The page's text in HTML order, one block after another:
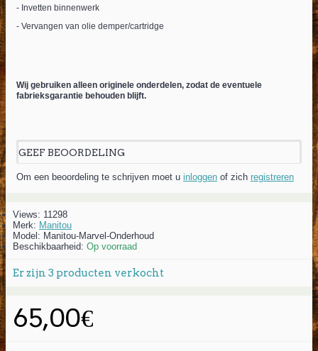
- Invetten binnenwerk
- Vervangen van olie demper/cartridge
Wij gebruiken alleen originele onderdelen, zodat de eventuele
fabrieksgarantie behouden blijft.
GEEF BEOORDELING
Om een beoordeling te schrijven moet u inloggen of zich registreren
Views: 11298
Merk: Manitou
Model: Manitou-Marvel-Onderhoud
Beschikbaarheid: Op voorraad
Er zijn 3 producten verkocht
65,00€